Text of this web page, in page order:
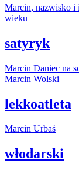
Marcin, nazwisko
wieku
satyryk
Marcin Daniec na
Marcin Wolski
lekkoatleta
Marcin Urbaś
włodarski